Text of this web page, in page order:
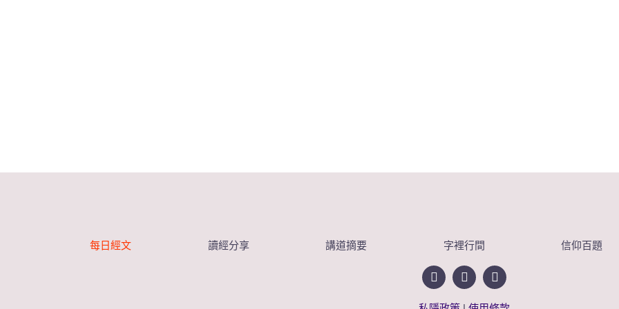
每日經文 讀經分享 講道摘要 字裡行間 信仰百題